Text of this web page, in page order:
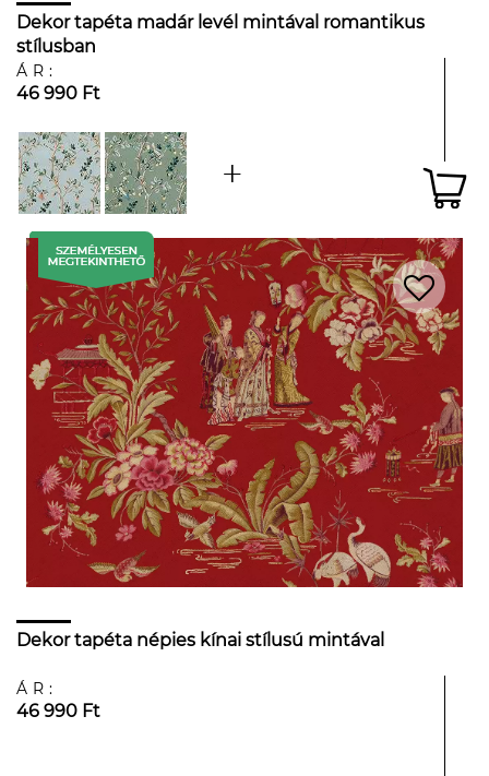
Dekor tapéta madár levél mintával romantikus
stílusban
ÁR:
46 990 Ft
Dekor tapéta népies kínai stílusú mintával
ÁR:
46 990 Ft